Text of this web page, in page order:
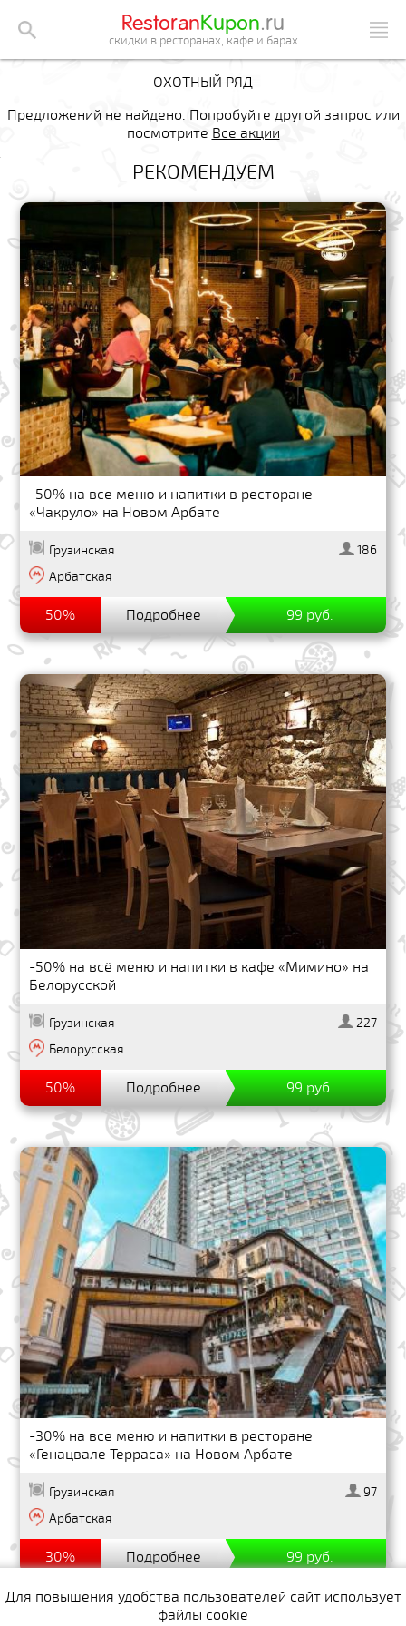
RestoranKupon.ru
скидки в ресторанах, кафе и барах
ОХОТНЫЙ РЯД
Предложений не найдено. Попробуйте другой запрос или
посмотрите Все акции
РЕКОМЕНДУЕМ
-50% на все меню и напитки в ресторане
«Чакруло» на Новом Арбате
Грузинская
Арбатская
186
50% Подробнее 99 руб.
-50% на всё меню и напитки в кафе «Мимино» на
Белорусской
Грузинская
Белорусская
227
50% Подробнее 99 руб.
-30% на все меню и напитки в ресторане
«Генацвале Терраса» на Новом Арбате
Грузинская
Арбатская
97
30% Подробнее 99 руб.
Для повышения удобства пользователей сайт использует
файлы cookie